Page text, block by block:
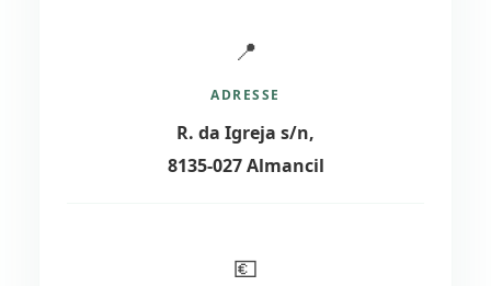
📍
ADRESSE
R. da Igreja s/n,
8135-027 Almancil
💶